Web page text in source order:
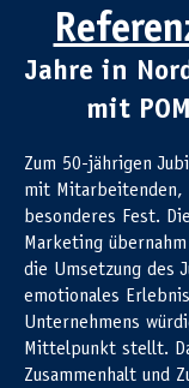
Jahre in
mit
Zum 50-jährigen
mit Mitarbeitenden,
besonderes Fest.
Marketing
die Umsetzung des
emotionales
Unternehmens
Mittelpunkt stellt.
Zusammenhalt und